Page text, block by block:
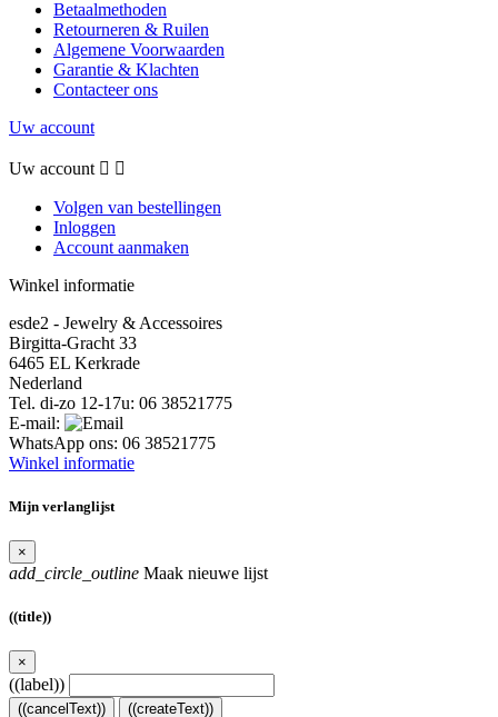
Betaalmethoden
Retourneren & Ruilen
Algemene Voorwaarden
Garantie & Klachten
Contacteer ons
Uw account
Uw account  
Volgen van bestellingen
Inloggen
Account aanmaken
Winkel informatie
esde2 - Jewelry & Accessoires
Birgitta-Gracht 33
6465 EL Kerkrade
Nederland
Tel. di-zo 12-17u: 06 38521775
E-mail:
WhatsApp ons: 06 38521775
Winkel informatie
Mijn verlanglijst
×
add_circle_outline Maak nieuwe lijst
((title))
×
((label))
((cancelText)) ((createText))